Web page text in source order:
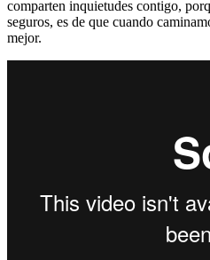
comparten inquietudes contigo,
seguros, es de que cuando
mejor.